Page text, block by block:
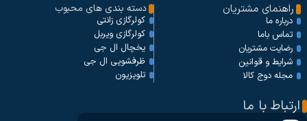
راهنمای مشتریان
درباره ما
تماس باما
رضایت مشتریان
شرایط و قوانین
مجله دوج کالا
دسته بندی های محبوب
کولرگازی زانتی
کولرگازی ویربل
یخچال ال جی
ظرفشویی ال جی
تلویزیون
ارتباط با ما